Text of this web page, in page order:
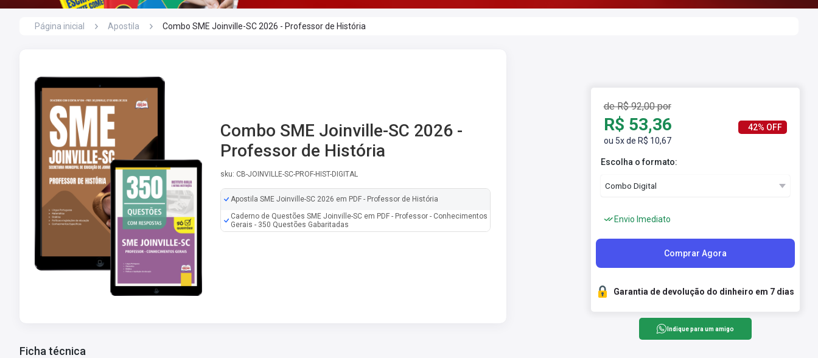
Página inicial Apostila Combo SME Joinville-SC 2026 - Professor de História
Combo SME Joinville-SC 2026 -
Professor de História
sku: CB-JOINVILLE-SC-PROF-HIST-DIGITAL
Apostila SME Joinville-SC 2026 em PDF - Professor de História
Caderno de Questões SME Joinville-SC em PDF - Professor - Conhecimentos
Gerais - 350 Questões Gabaritadas
Ficha técnica
de R$ 92,00 por
R$ 53,36
ou 5x de R$ 10,67
42% OFF
Escolha o formato:
Envio Imediato
Comprar Agora
Garantia de devolução do dinheiro em 7 dias
Indique para um amigo